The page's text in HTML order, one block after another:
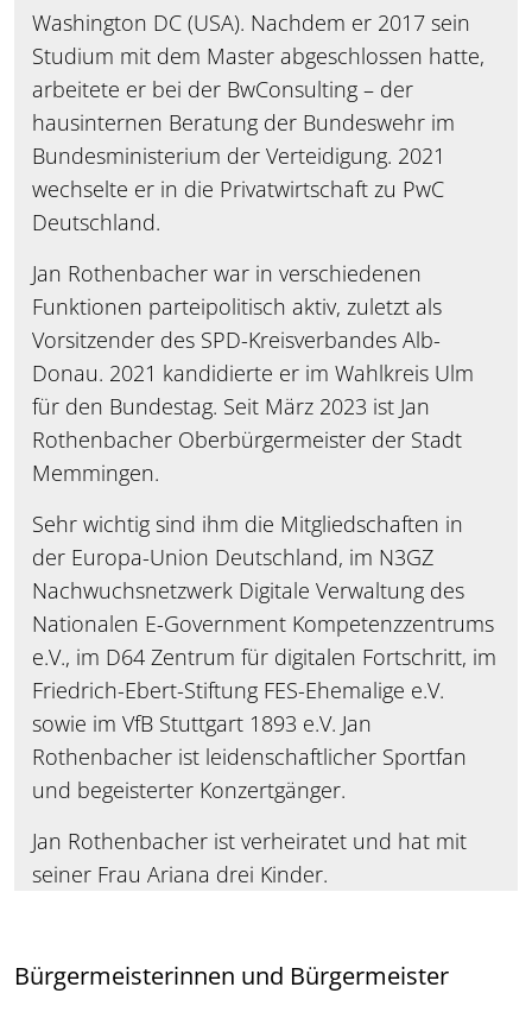
Washington DC (USA). Nachdem er 2017 sein
Studium mit dem Master abgeschlossen hatte,
arbeitete er bei der BwConsulting – der
hausinternen Beratung der Bundeswehr im
Bundesministerium der Verteidigung. 2021
wechselte er in die Privatwirtschaft zu PwC
Deutschland.
Jan Rothenbacher war in verschiedenen
Funktionen parteipolitisch aktiv, zuletzt als
Vorsitzender des SPD-Kreisverbandes Alb-
Donau. 2021 kandidierte er im Wahlkreis Ulm
für den Bundestag. Seit März 2023 ist Jan
Rothenbacher Oberbürgermeister der Stadt
Memmingen.
Sehr wichtig sind ihm die Mitgliedschaften in
der Europa-Union Deutschland, im N3GZ
Nachwuchsnetzwerk Digitale Verwaltung des
Nationalen E-Government Kompetenzzentrums
e.V., im D64 Zentrum für digitalen Fortschritt, im
Friedrich-Ebert-Stiftung FES-Ehemalige e.V.
sowie im VfB Stuttgart 1893 e.V. Jan
Rothenbacher ist leidenschaftlicher Sportfan
und begeisterter Konzertgänger.
Jan Rothenbacher ist verheiratet und hat mit
seiner Frau Ariana drei Kinder.
Bürgermeisterinnen und Bürgermeister